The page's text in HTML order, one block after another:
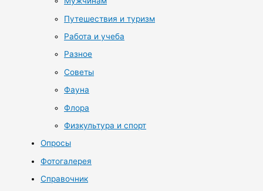
Путешествия и туризм
Работа и учеба
Разное
Советы
Фауна
Флора
Физкультура и спорт
Опросы
Фотогалерея
Справочник